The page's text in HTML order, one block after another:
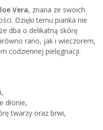
Vera, znana ze swoich
Dzięki temu pianka nie
dba o delikatną skórę
rano, jak i wieczorem,
codziennej pielęgnacji.
dłonie,
twarzy oraz brwi,